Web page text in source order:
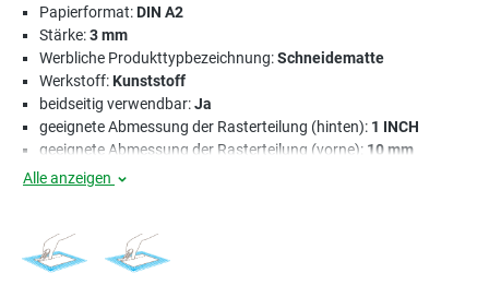
Papierformat:DIN A2
Stärke:3 mm
Werbliche Produkttypbezeichnung:Schneidematte
Werkstoff:Kunststoff
beidseitig verwendbar:Ja
geeignete Abmessung der Rasterteilung (hinten): 1 INCH
geeignete Abmessung der Rasterteilung (vorne): 10 mm
Alle anzeigen